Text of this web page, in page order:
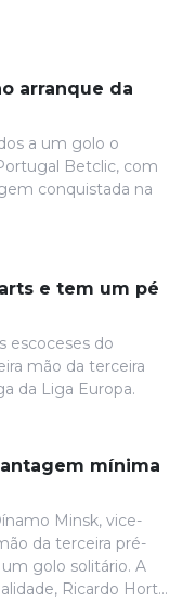
arranque da
a um golo o
Betclic, com
conquistada na
e tem um pé
escoceses do
mão da terceira
da Liga Europa.
mínima
Minsk, vice-
da terceira pré-
golo solitário. A
Ricardo Horta